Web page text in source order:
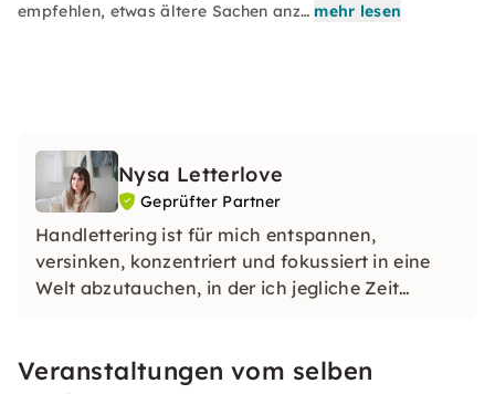
empfehlen, etwas ältere Sachen anz… mehr lesen
Nysa Letterlove
Geprüfter Partner
Handlettering ist für mich entspannen,
versinken, konzentriert und fokussiert in eine
Welt abzutauchen, in der ich jegliche Zeit
Veranstaltungen vom selben